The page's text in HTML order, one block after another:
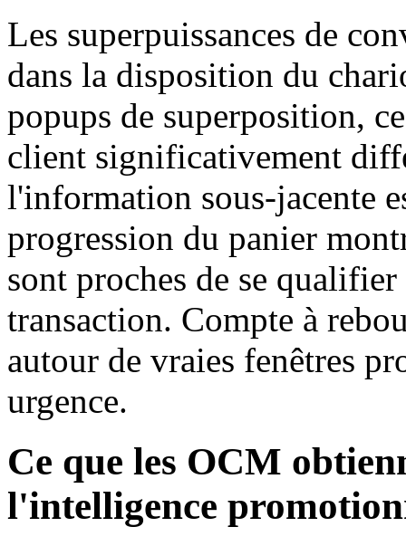
Les superpuissances de
dans la disposition du
popups de superposition,
client significativement
l'information sous-jacente
progression du panier
sont proches de se
transaction. Compte à
autour de vraies fenêtres
urgence.
Ce que les OCM
l'intelligence